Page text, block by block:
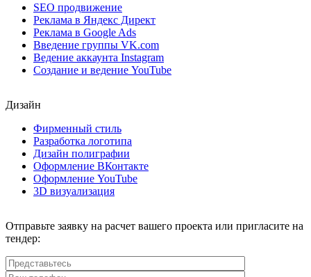
SEO продвижение
Реклама в Яндекс Директ
Реклама в Google Ads
Введение группы VK.com
Ведение аккаунта Instagram
Создание и ведение YouTube
Дизайн
Фирменный стиль
Разработка логотипа
Дизайн полиграфии
Оформление ВКонтакте
Оформление YouTube
3D визуализация
Отправьте заявку на расчет вашего проекта или пригласите на
тендер: